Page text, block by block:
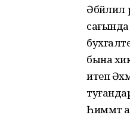
сағында
бына
итеп
Һиммәт